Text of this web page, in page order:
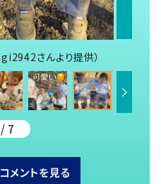
さんより提供）
7
メントを見る